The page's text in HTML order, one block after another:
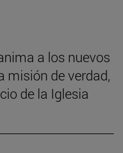
a los nuevos
misión de verdad,
de la Iglesia